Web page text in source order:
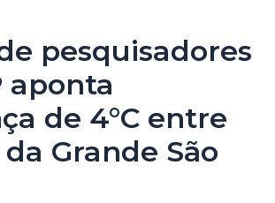
pesquisadores
aponta
de 4°C entre
Grande São